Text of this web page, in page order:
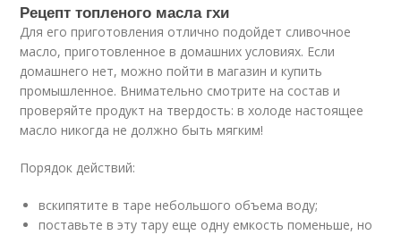
Рецепт топленого масла гхи
Для его приготовления отлично подойдет сливочное
масло, приготовленное в домашних условиях. Если
домашнего нет, можно пойти в магазин и купить
промышленное. Внимательно смотрите на состав и
проверяйте продукт на твердость: в холоде настоящее
масло никогда не должно быть мягким!
Порядок действий:
вскипятите в таре небольшого объема воду;
поставьте в эту тару еще одну емкость поменьше, но